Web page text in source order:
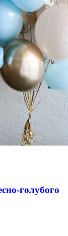
голубого